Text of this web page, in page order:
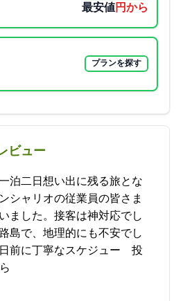
最安値32186円から
プランを探す
ビュー
泊二日想い出に残る旅とな
シャリオの従業員の皆さま
ました。接客は神対応でし
島で、地理的にも不安でし
寧なスケジュー… 2021-11-07 16:39:17投